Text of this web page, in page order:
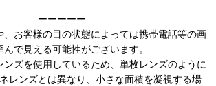
ーーーーー
、お客様の目の状態によっては携帯電話等の画
んで見える可能性がございます。
ンズを使用しているため、単枚レンズのように
レンズとは異なり、小さな面積を凝視する場